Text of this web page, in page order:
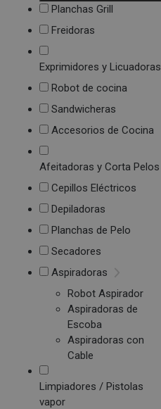
Planchas Grill
Freidoras
Exprimidores y Licuadoras
Robot de cocina
Sandwicheras
Accesorios de Cocina
Afeitadoras y Corta Pelos
Cepillos Eléctricos
Depiladoras
Planchas de Pelo
Secadores
Aspiradoras
Robot Aspirador
Aspiradoras de
Escoba
Aspiradoras con
Cable
Limpiadores / Pistolas
vapor